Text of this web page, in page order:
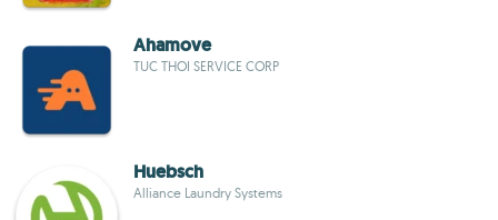
Ahamove
TUC THOI SERVICE CORP
Huebsch
Alliance Laundry Systems